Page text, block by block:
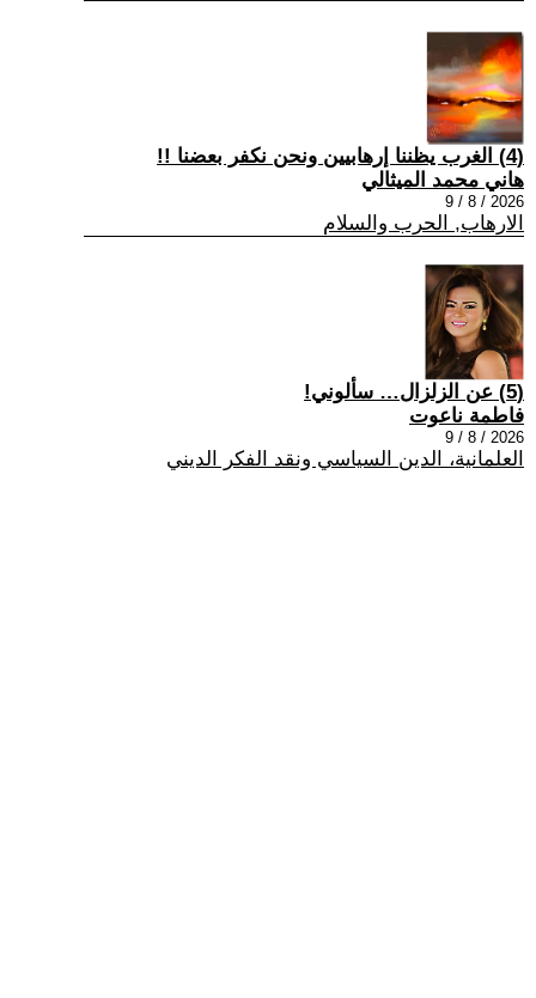
(4) الغرب يظننا إرهابيين ونحن نكفر بعضنا !!
هاني محمد الميثالي
2026 / 8 / 9
الارهاب, الحرب والسلام
(5) عن الزلزال… سألوني!
فاطمة ناعوت
2026 / 8 / 9
العلمانية، الدين السياسي ونقد الفكر الديني